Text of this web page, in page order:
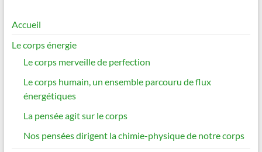
Accueil
Le corps énergie
Le corps merveille de perfection
Le corps humain, un ensemble parcouru de flux
énergétiques
La pensée agit sur le corps
Nos pensées dirigent la chimie-physique de notre corps